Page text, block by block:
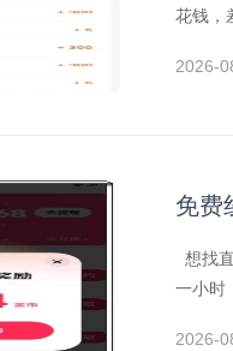
花钱，
2026-
免费
想找
一小时
2026-